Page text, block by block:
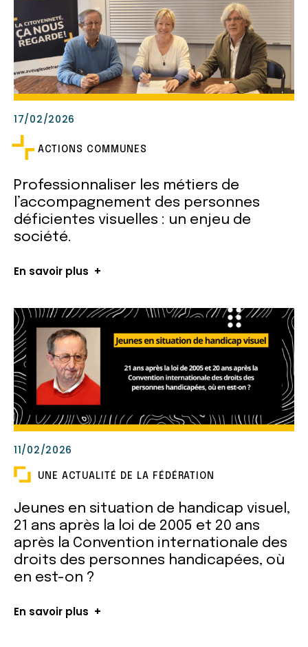
Professionnaliser les métiers de
l’accompagnement des personnes
déficientes visuelles : un enjeu de
société.
17/02/2026
ACTIONS COMMUNES
En savoir plus
Jeunes en situation de handicap visuel,
21 ans après la loi de 2005 et 20 ans
après la Convention internationale des
droits des personnes handicapées, où
en est-on ?
11/02/2026
UNE ACTUALITÉ DE LA FÉDÉRATION
En savoir plus